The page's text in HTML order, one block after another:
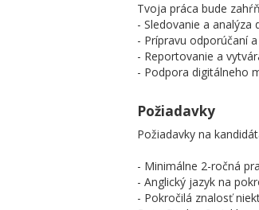
Tvoja práca bude
- Sledovanie a
- Prípravu odporúčaní
- Reportovanie a
- Podpora digitálneho
Požiadavky
Požiadavky na
- Minimálne 2-ročná
- Anglický jazyk na
- Pokročilá znalosť